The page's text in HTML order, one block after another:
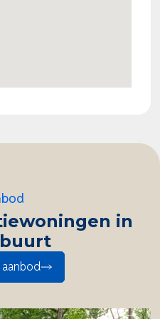
en is uitermate
gebruik als
in